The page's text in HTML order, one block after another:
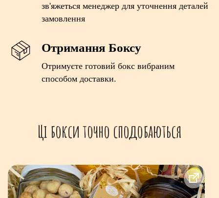
зв'яжеться менеджер для уточнення деталей
замовлення
Отримання Боксу
Отримуєте готовий бокс вибраним
способом доставки.
Ці бокси точно сподобаються